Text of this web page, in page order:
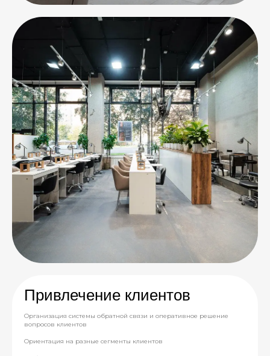
Привлечение клиентов
Организация системы обратной связи и оперативное решение
вопросов клиентов
Ориентация на разные сегменты клиентов